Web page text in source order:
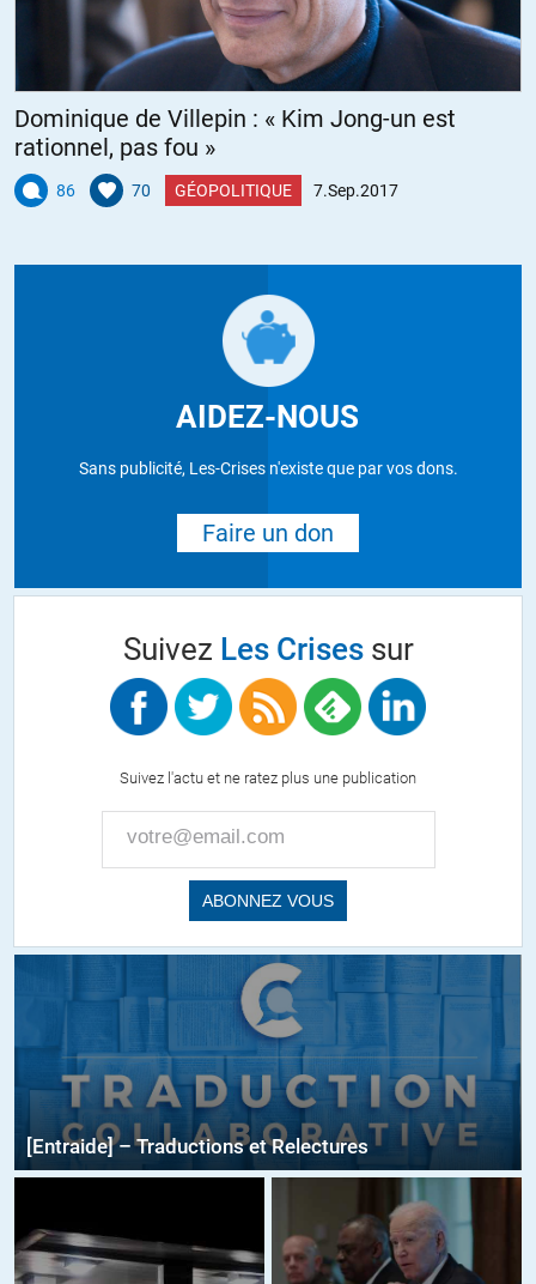
Dominique de Villepin : « Kim Jong-un est
rationnel, pas fou »
86 70 GÉOPOLITIQUE 7.Sep.2017
AIDEZ-NOUS
Sans publicité, Les-Crises n'existe que par vos dons.
Faire un don
Suivez Les Crisessur
Suivez l'actu et ne ratez plus une publication
[Entraide] – Traductions et Relectures